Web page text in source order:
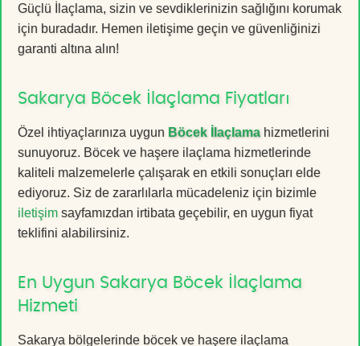
Güçlü İlaçlama, sizin ve sevdiklerinizin sağlığını korumak
için buradadır. Hemen iletişime geçin ve güvenliğinizi
garanti altına alın!
Sakarya Böcek İlaçlama Fiyatları
Özel ihtiyaçlarınıza uygun Böcek İlaçlamahizmetlerini
sunuyoruz. Böcek ve haşere ilaçlama hizmetlerinde
kaliteli malzemelerle çalışarak en etkili sonuçları elde
ediyoruz. Siz de zararlılarla mücadeleniz için bizimle
iletişim sayfamızdan irtibata geçebilir, en uygun fiyat
teklifini alabilirsiniz.
En Uygun Sakarya Böcek İlaçlama
Hizmeti
Sakarya bölgelerinde böcek ve haşere ilaçlama